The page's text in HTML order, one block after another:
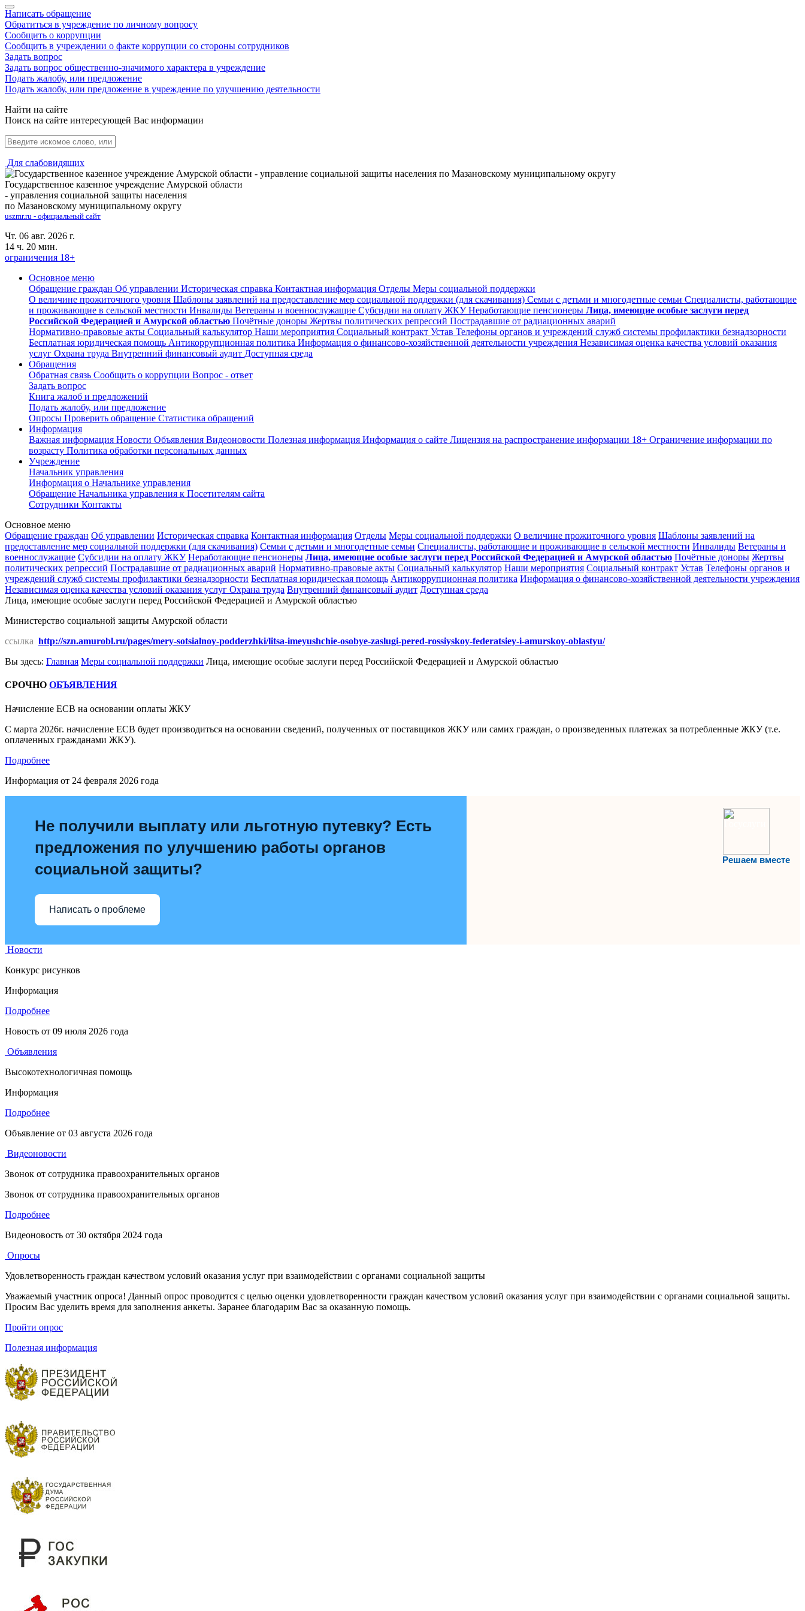
Написать обращение
Обратиться в учреждение по личному вопросу
Сообщить о коррупции
Сообщить в учреждении о факте коррупции со стороны сотрудников
Задать вопрос
Задать вопрос общественно-значимого характера в учреждение
Подать жалобу, или предложение
Подать жалобу, или предложение в учреждение по улучшению деятельности
Найти на сайте
Поиск на сайте интересующей Вас информации
Для слабовидящих
Государственное казенное учреждение Амурской области
- управления социальной защиты населения
по Мазановскому муниципальному округу
uszmr.ru - официальный сайт
Чт. 06 авг. 2026 г.
14 ч. 20 мин.
ограничения 18+
Основное меню
Обращение граждан Об управлении Историческая справка Контактная информация Отделы Меры социальной поддержки
О величине прожиточного уровня Шаблоны заявлений на предоставление мер социальной поддержки (для скачивания) Семьи с детьми и многодетные семьи Специалисты, работающие
и проживающие в сельской местности Инвалиды Ветераны и военнослужащие Субсидии на оплату ЖКУНеработающие пенсионеры Лица, имеющие особые заслуги перед
Российской Федерацией и Амурской областью Почётные доноры Жертвы политических репрессий Пострадавшие от радиационных аварий
Нормативно-правовые акты Социальный калькулятор Наши мероприятия Социальный контракт Устав Телефоны органов и учреждений служб системы профилактики безнадзорности
Бесплатная юридическая помощь Антикоррупционная политика Информация о финансово-хозяйственной деятельности учреждения Независимая оценка качества условий оказания
услуг Охрана труда Внутренний финансовый аудит Доступная среда
Обращения
Обратная связь Сообщить о коррупции Вопрос - ответ
Задать вопрос
Книга жалоб и предложений
Подать жалобу, или предложение
Опросы Проверить обращение Статистика обращений
Информация
Важная информация Новости Объявления Видеоновости Полезная информация Информация о сайте Лицензия на распространение информации 18+ Ограничение информации по
возрасту Политика обработки персональных данных
Учреждение
Начальник управления
Информация о Начальнике управления
Обращение Начальника управления к Посетителям сайта
Сотрудники Контакты
Основное меню
Обращение граждан Об управлении Историческая справка Контактная информация Отделы Меры социальной поддержки О величине прожиточного уровня Шаблоны заявлений на
предоставление мер социальной поддержки (для скачивания) Семьи с детьми и многодетные семьи Специалисты, работающие и проживающие в сельской местности Инвалиды Ветераны и
военнослужащие Субсидии на оплату ЖКУ Неработающие пенсионеры Лица, имеющие особые заслуги перед Российской Федерацией и Амурской областью Почётные доноры Жертвы
политических репрессий Пострадавшие от радиационных аварий Нормативно-правовые акты Социальный калькулятор Наши мероприятия Социальный контракт Устав Телефоны органов и
учреждений служб системы профилактики безнадзорности Бесплатная юридическая помощь Антикоррупционная политика Информация о финансово-хозяйственной деятельности учреждения
Независимая оценка качества условий оказания услуг Охрана труда Внутренний финансовый аудит Доступная среда
Лица, имеющие особые заслуги перед Российской Федерацией и Амурской областью
Министерство социальной защиты Амурской области
ссылка http://szn.amurobl.ru/pages/mery-sotsialnoy-podderzhki/litsa-imeyushchie-osobye-zaslugi-pered-rossiyskoy-federatsiey-i-amurskoy-oblastyu/
Вы здесь: Главная Меры социальной поддержки Лица, имеющие особые заслуги перед Российской Федерацией и Амурской областью
СРОЧНО ОБЪЯВЛЕНИЯ
Начисление ЕСВ на основании оплаты ЖКУ
С марта 2026г. начисление ЕСВ будет производиться на основании сведений, полученных от поставщиков ЖКУ или самих граждан, о произведенных платежах за потребленные ЖКУ (т.е.
оплаченных гражданами ЖКУ).
Подробнее
Информация от 24 февраля 2026 года
Решаем вместе
Не получили выплату или льготную путевку? Есть
предложения по улучшению работы органов
социальной защиты?
Написать о проблеме
Новости
Конкурс рисунков
Информация
Подробнее
Новость от 09 июля 2026 года
Объявления
Высокотехнологичная помощь
Информация
Подробнее
Объявление от 03 августа 2026 года
Видеоновости
Звонок от сотрудника правоохранительных органов
Звонок от сотрудника правоохранительных органов
Подробнее
Видеоновость от 30 октября 2024 года
Опросы
Удовлетворенность граждан качеством условий оказания услуг при взаимодействии с органами социальной защиты
Уважаемый участник опроса! Данный опрос проводится с целью оценки удовлетворенности граждан качеством условий оказания услуг при взаимодействии с органами социальной защиты.
Просим Вас уделить время для заполнения анкеты. Заранее благодарим Вас за оказанную помощь.
Пройти опрос
Полезная информация